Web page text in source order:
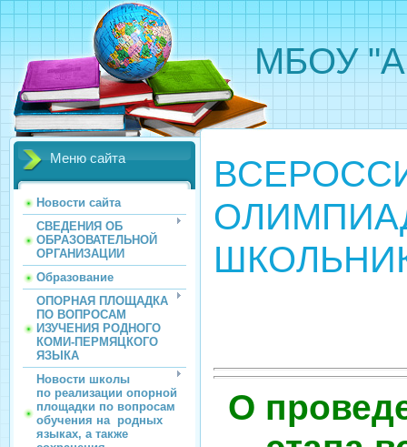
МБОУ
Меню сайта
Новости сайта
СВЕДЕНИЯ ОБ
ОБРАЗОВАТЕЛЬНОЙ
ОРГАНИЗАЦИИ
Образование
ОПОРНАЯ ПЛОЩАДКА
ПО ВОПРОСАМ
ИЗУЧЕНИЯ РОДНОГО
КОМИ-ПЕРМЯЦКОГО
ЯЗЫКА
Новости школы
по реализации опорной
площадки по вопросам
обучения на родных
языках, а также
О